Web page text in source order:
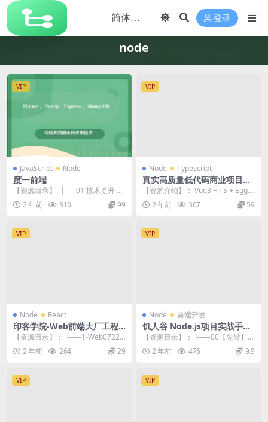
登录
node
VIP
JavaScript Node
度一前端
【资源目录】: ├──01 技术提升 |
├──01 HTML+CSS收官 | ...
2 年前 310 99
VIP
Node Typescript
真实高质量低代码商业项目，
前端/后端/运维/管理系统 | 更
【资源介绍】： Vue3 + TS + Egg.js
+ Nuxt3 开发复杂真...
2 年前 367 59
VIP
Node React
印客学院-Web前端大厂工程
师训练营
【资源目录】： ├──1-Web0722 t
his、闭包与作用域-澄怀.mp4 ...
2 年前 264 29
VIP
Node 前端开发
饥人谷 Node.js项目实战手把
手教你开发网络爬虫项目
【资源目录】： ├──00【先导】课
前预习内容 | ├──1. 文章：课前
预...2 年前 475 9.9
VIP VIP